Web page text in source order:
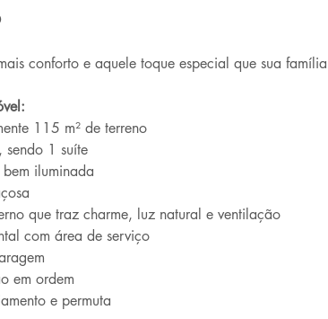
conforto e aquele toque especial que sua
115 m² de terreno
sendo 1 suíte
iluminada
que traz charme, luz natural e ventilação
com área de serviço
em ordem
e permuta